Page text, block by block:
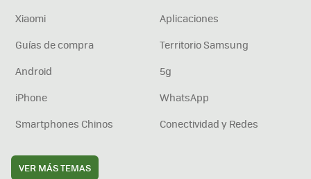
Xiaomi
Aplicaciones
Guías de compra
Territorio Samsung
Android
5g
iPhone
WhatsApp
Smartphones Chinos
Conectividad y Redes
VER MÁS TEMAS